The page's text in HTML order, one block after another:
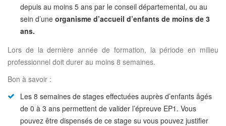
depuis au moins 5 ans par le conseil départemental, ou au
sein d’une organisme d’accueil d’enfants de moins de 3
ans.
Lors de la dernière année de formation, la période en milieu
professionnel doit durer au moins 8 semaines.
Bon à savoir :
Les 8 semaines de stages effectuées auprès d’enfants âgés
de 0 à 3 ans permettent de valider l’épreuve EP1. Vous
pouvez être dispensés de ce stage su vous pouvez justifier